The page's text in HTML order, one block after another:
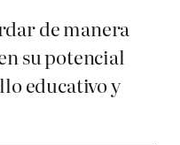
de manera
su potencial
educativo y